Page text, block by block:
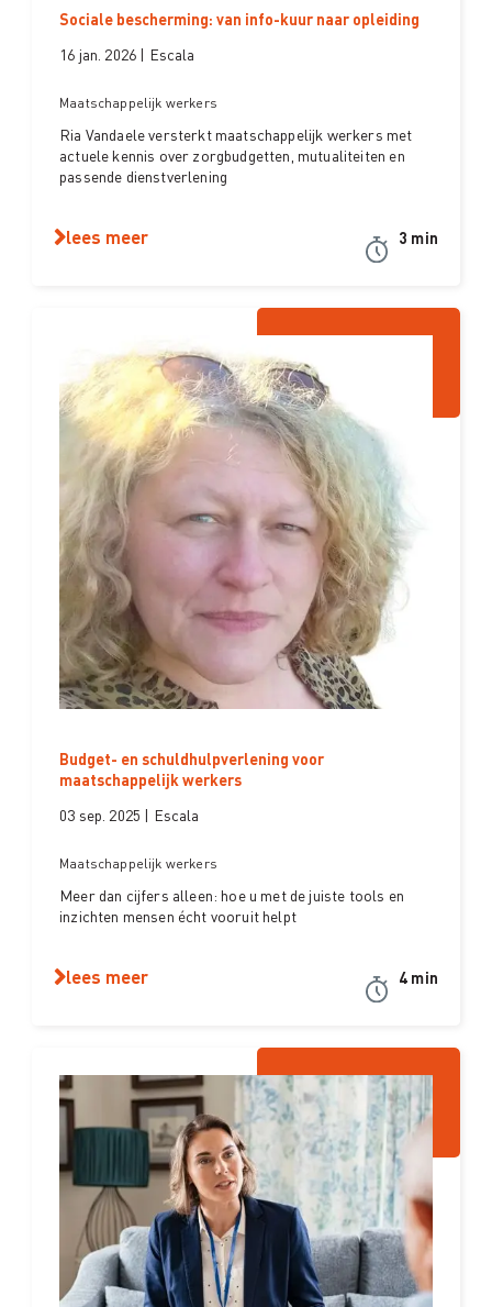
Sociale bescherming: van info-kuur naar opleiding
16 jan. 2026 | Escala
Maatschappelijk werkers
Ria Vandaele versterkt maatschappelijk werkers met
actuele kennis over zorgbudgetten, mutualiteiten en
passende dienstverlening
lees meer 3 min
Budget- en schuldhulpverlening voor
maatschappelijk werkers
03 sep. 2025 | Escala
Maatschappelijk werkers
Meer dan cijfers alleen: hoe u met de juiste tools en
inzichten mensen écht vooruit helpt
lees meer 4 min